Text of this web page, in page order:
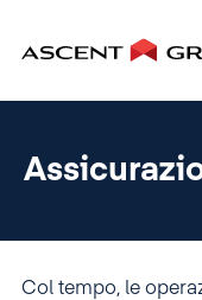
Col tempo, le